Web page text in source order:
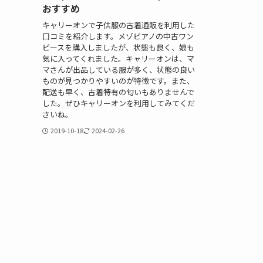
おすすめ
キャリーオンで子供服の古着通販を利用した
口コミを紹介します。メゾピアノの中古ワン
ピースを購入しましたが、状態も良く、娘も
気に入ってくれました。キャリーオンは、マ
マさんが出品している服が多く、状態の良い
ものが見つかりやすいのが特徴です。また、
配送も早く、古着特有の匂いもありませんで
した。ぜひキャリーオンを利用してみてくだ
さいね。
2019-10-18 2024-02-26